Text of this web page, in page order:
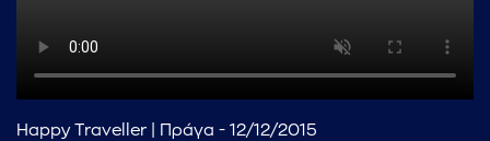
Happy Traveller | Πράγα - 12/12/2015